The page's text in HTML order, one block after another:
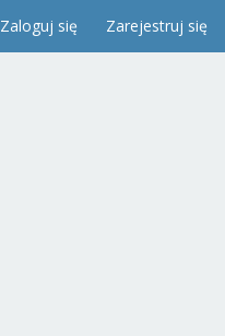
Zaloguj się Zarejestruj się